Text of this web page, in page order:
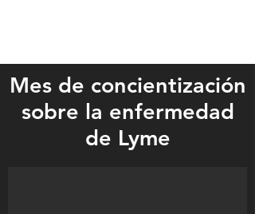
Mes de concientización
sobre la enfermedad
de Lyme
Mikayla Hinzmann was diagnosed with